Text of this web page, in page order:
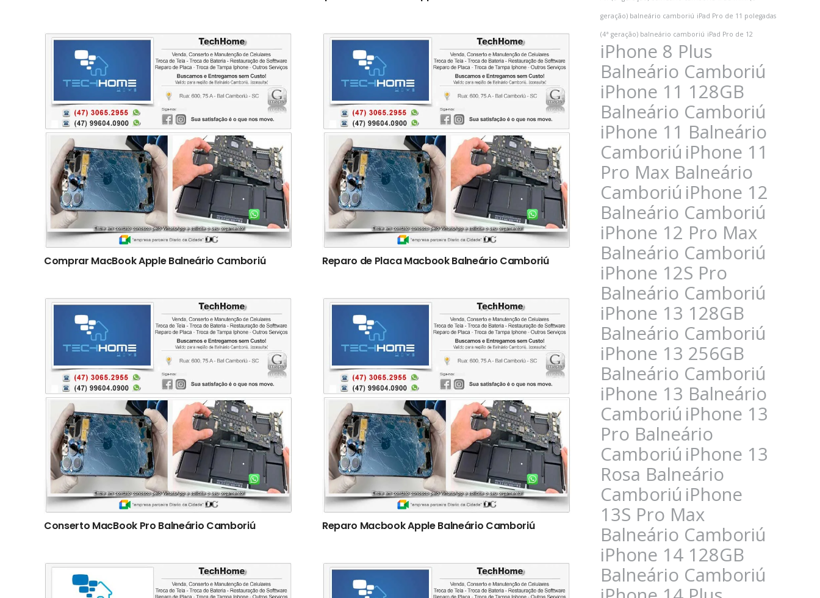
Comprar MacBook Apple Balneário Camboriú Reparo de Placa Macbook Balneário Camboriú
Conserto ‎MacBook Pro Balneário Camboriú Reparo Macbook Apple Balneário Camboriú
geração) balneário camboriú iPad Pro de 11 polegadas
(4ª geração) balneário camboriú iPad Pro de 12
iPhone 8 Plus
Balneário Camboriú
iPhone 11 128GB
Balneário Camboriú
iPhone 11 Balneário
Camboriú iPhone 11
Pro Max Balneário
Camboriú iPhone 12
Balneário Camboriú
iPhone 12 Pro Max
Balneário Camboriú
iPhone 12S Pro
Balneário Camboriú
iPhone 13 128GB
Balneário Camboriú
iPhone 13 256GB
Balneário Camboriú
iPhone 13 Balneário
Camboriú iPhone 13
Pro Balneário
Camboriú iPhone 13
Rosa Balneário
Camboriú iPhone
13S Pro Max
Balneário Camboriú
iPhone 14 128GB
Balneário Camboriú